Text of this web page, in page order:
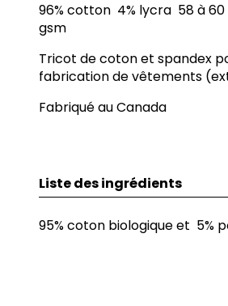
96% cotton 4% lycra 58 à
gsm
Tricot de coton et spandex
fabrication de vêtements
Fabriqué au Canada
Liste des ingrédients
95% coton biologique et 5%